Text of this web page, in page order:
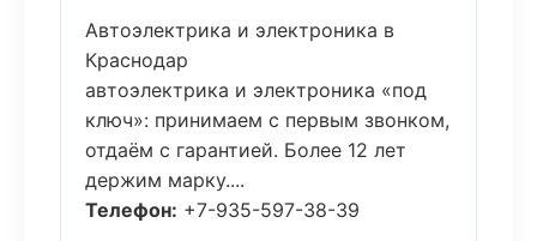
Автоэлектрика и электроника в
Краснодар
автоэлектрика и электроника «под
ключ»: принимаем с первым звонком,
отдаём с гарантией. Более 12 лет
держим марку....
Телефон: +7-935-597-38-39